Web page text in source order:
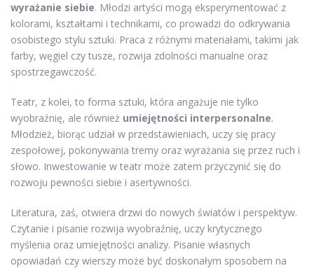
wyrażanie siebie. Młodzi artyści mogą eksperymentować z
kolorami, kształtami i technikami, co prowadzi do odkrywania
osobistego stylu sztuki. Praca z różnymi materiałami, takimi jak
farby, węgiel czy tusze, rozwija zdolności manualne oraz
spostrzegawczość.
Teatr, z kolei, to forma sztuki, która angażuje nie tylko
wyobraźnię, ale również umiejętności interpersonalne.
Młodzież, biorąc udział w przedstawieniach, uczy się pracy
zespołowej, pokonywania tremy oraz wyrażania się przez ruch i
słowo. Inwestowanie w teatr może zatem przyczynić się do
rozwoju pewności siebie i asertywności.
Literatura, zaś, otwiera drzwi do nowych światów i perspektyw.
Czytanie i pisanie rozwija wyobraźnię, uczy krytycznego
myślenia oraz umiejętności analizy. Pisanie własnych
opowiadań czy wierszy może być doskonałym sposobem na